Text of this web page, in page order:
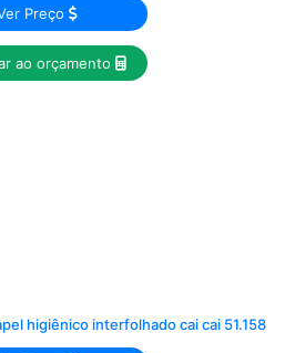
Preço
ao orçamento
higiênico interfolhado cai cai 51.158